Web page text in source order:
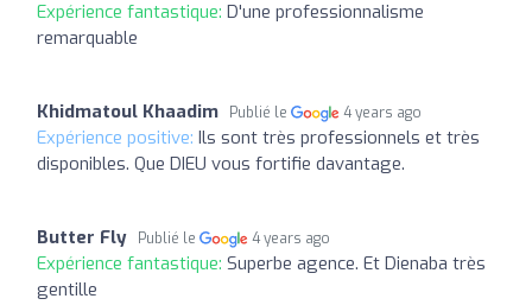
Expérience fantastique: D'une professionnalisme
remarquable
Khidmatoul Khaadim Publié le 4 years ago
Expérience positive: Ils sont très professionnels et très
disponibles. Que DIEU vous fortifie davantage.
Butter Fly Publié le 4 years ago
Expérience fantastique: Superbe agence. Et Dienaba très
gentille